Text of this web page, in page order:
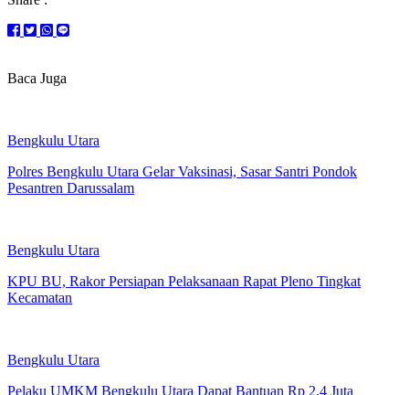
Baca Juga
Bengkulu Utara
Polres Bengkulu Utara Gelar Vaksinasi, Sasar Santri Pondok
Pesantren Darussalam
Bengkulu Utara
KPU BU, Rakor Persiapan Pelaksanaan Rapat Pleno Tingkat
Kecamatan
Bengkulu Utara
Pelaku UMKM Bengkulu Utara Dapat Bantuan Rp 2,4 Juta